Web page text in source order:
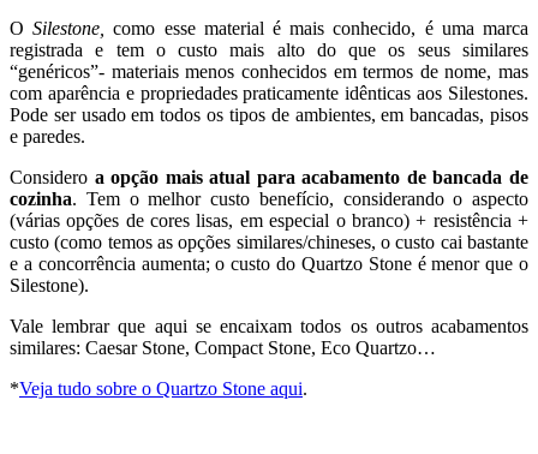
O Silestone,
como esse material é mais conhecido, é uma marca
registrada e tem o custo mais alto do que os seus similares
“genéricos”- materiais menos conhecidos em termos de nome, mas
com aparência e propriedades praticamente idênticas aos Silestones.
Pode ser usado em todos os tipos de ambientes, em bancadas, pisos
e paredes.
Considero a opção mais atual para acabamento de bancada de
cozinha. Tem o melhor custo benefício, considerando o aspecto
(várias opções de cores lisas, em especial o branco) + resistência +
custo (como temos as opções similares/chineses, o custo cai bastante
e a concorrência aumenta; o custo do Quartzo Stone é menor que o
Silestone).
Vale lembrar que aqui se encaixam todos os outros acabamentos
similares: Caesar Stone, Compact Stone, Eco Quartzo…
*Veja tudo sobre o Quartzo Stone aqui.